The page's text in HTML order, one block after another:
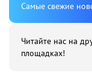
Cамые свежие
Читайте нас на
площадках!